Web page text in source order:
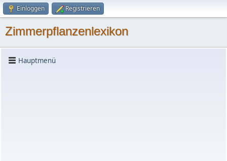
Einloggen Registrieren
Zimmerpflanzenlexikon
Hauptmenü